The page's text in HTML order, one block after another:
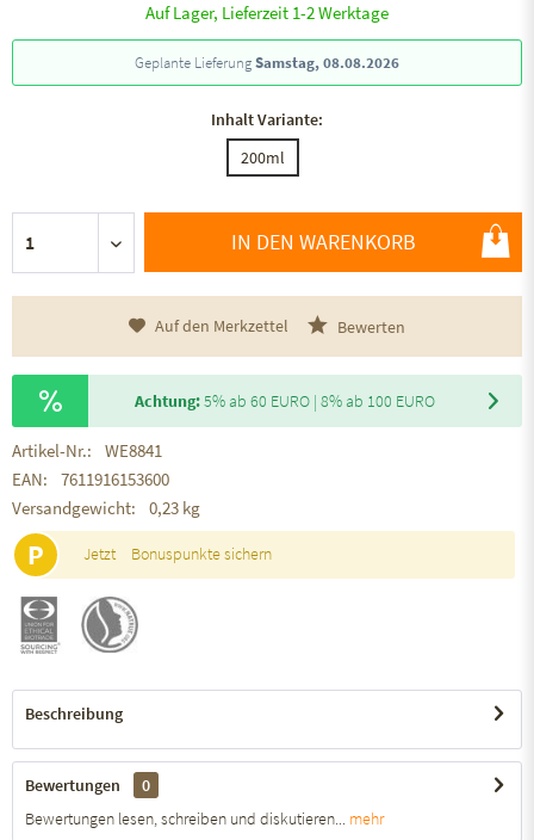
Auf Lager, Lieferzeit 1-2 Werktage
Geplante LieferungSamstag, 08.08.2026
Inhalt Variante:
200ml
IN DEN WARENKORB
Auf den Merkzettel Bewerten
Achtung:5% ab 60 EURO | 8% ab 100 EURO
Artikel-Nr.:
WE8841
EAN:
7611916153600
Versandgewicht:
0,23 kg
P Jetzt Bonuspunkte sichern
Beschreibung
Bewertungen
0
Bewertungen lesen, schreiben und diskutieren...
mehr